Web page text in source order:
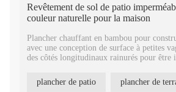
Revêtement de sol de patio
couleur naturelle pour la maison
Plancher chauffant en bambou pour
avec une conception de surface à petites
des côtés longitudinaux rainurés pour être
Fournisseur de parquet en bambou massif
plancher de patio plancher de